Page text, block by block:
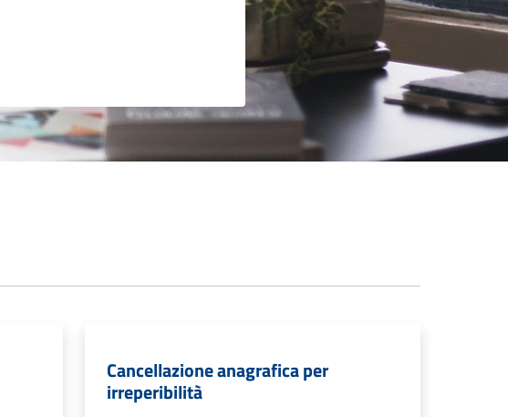
Cancellazione anagrafica per
irreperibilità